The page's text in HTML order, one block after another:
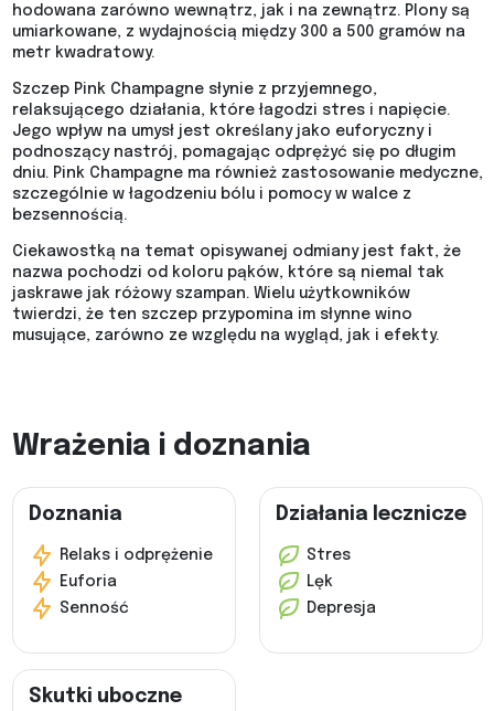
hodowana zarówno wewnątrz, jak i na zewnątrz. Plony są
umiarkowane, z wydajnością między 300 a 500 gramów na
metr kwadratowy.
Szczep Pink Champagne słynie z przyjemnego,
relaksującego działania, które łagodzi stres i napięcie.
Jego wpływ na umysł jest określany jako euforyczny i
podnoszący nastrój, pomagając odprężyć się po długim
dniu. Pink Champagne ma również zastosowanie medyczne,
szczególnie w łagodzeniu bólu i pomocy w walce z
bezsennością.
Ciekawostką na temat opisywanej odmiany jest fakt, że
nazwa pochodzi od koloru pąków, które są niemal tak
jaskrawe jak różowy szampan. Wielu użytkowników
twierdzi, że ten szczep przypomina im słynne wino
musujące, zarówno ze względu na wygląd, jak i efekty.
Wrażenia i doznania
Doznania
Relaks i odprężenie
Euforia
Senność
Działania lecznicze
Stres
Lęk
Depresja
Skutki uboczne